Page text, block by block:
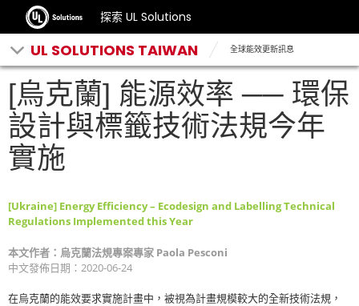
探索 UL Solutions
UL SOLUTIONS TAIWAN 全球能效更新訊息
[烏克蘭] 能源效率 ── 環保
設計與標籤技術法規今年
實施
[Ukraine] Energy Efficiency – Ecodesign and Labelling Technical
Regulations Implemented this Year
本文作者：烏克蘭法規專案專家 Paola Pesconi
中文發佈日期： 2020-06-24
在烏克蘭的能效要求實施計畫中，被視為計畫規模較大的全新技術法規，